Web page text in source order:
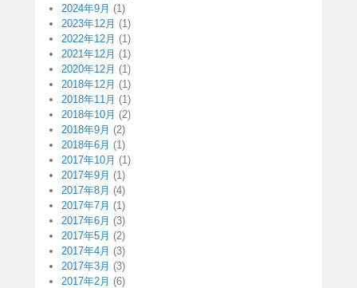
2024年9月 (1)
2023年12月 (1)
2022年12月 (1)
2021年12月 (1)
2020年12月 (1)
2018年12月 (1)
2018年11月 (1)
2018年10月 (2)
2018年9月 (2)
2018年6月 (1)
2017年10月 (1)
2017年9月 (1)
2017年8月 (4)
2017年7月 (1)
2017年6月 (3)
2017年5月 (2)
2017年4月 (3)
2017年3月 (3)
2017年2月 (6)